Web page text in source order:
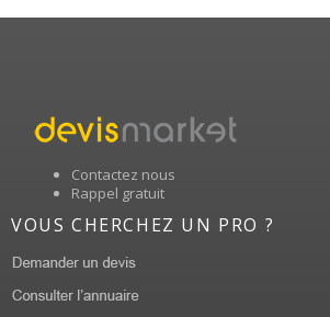
Contactez nous
Rappel gratuit
VOUS CHERCHEZ UN PRO ?